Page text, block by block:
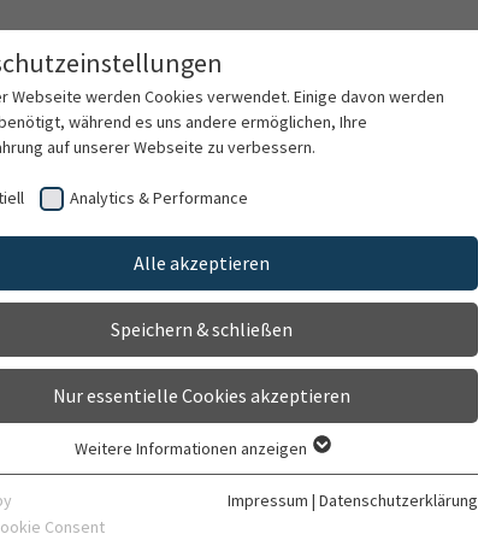
Webseite werden Cookies verwendet. Einige davon werden
während es uns andere ermöglichen, Ihre
auf unserer Webseite zu verbessern.
Analytics & Performance
Alle akzeptieren
Speichern & schließen
Nur essentielle Cookies akzeptieren
Cookies werden für grundlegende Funktionen der Webseite
Dadurch ist gewährleistet, dass die Webseite einwandfrei
Weitere Informationen anzeigen
Consent
Impressum | Datenschutzerklärung